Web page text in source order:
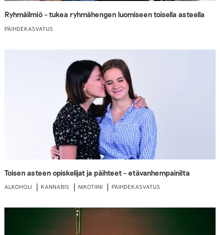
Ryhmäilmiö – tukea ryhmähengen luomiseen toisella asteella
PÄIHDEKASVATUS
Toisen asteen opiskelijat ja päihteet – etävanhempainilta
ALKOHOLI KANNABIS NIKOTIINI PÄIHDEKASVATUS